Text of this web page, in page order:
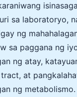
sa laboratoryo,
ng
sa paggana ng
ng atay,
at
ng